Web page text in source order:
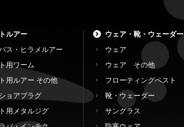
ルアー
ス・ヒラメルアー
用ワーム
用ルアー その他
ョアプラグ
用メタルジグ
ウェア・靴・ウェーダー
ウェア
ウェア その他
フローティングベスト
靴・ウェーダー
サングラス